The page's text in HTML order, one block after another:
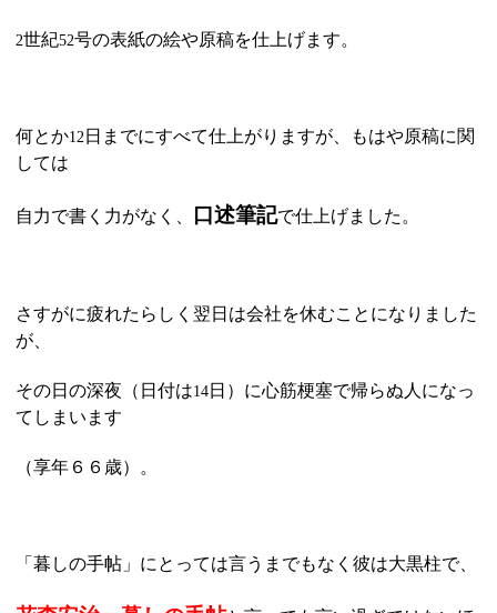
2世紀52号の表紙の絵や原稿を仕上げます。
何とか12 日までにすべて仕上がりますが、もはや原稿に関
しては
自力で書く力がなく、 口述筆記で仕上げました。
さすがに疲れたらしく翌日は会社を休むことになりました
が、
その日の深夜（日付は14日）に心筋梗塞で帰らぬ人になっ
てしまいます
（享年６６歳）。
「暮しの手帖」にとっては言うまでもなく彼は大黒柱で、